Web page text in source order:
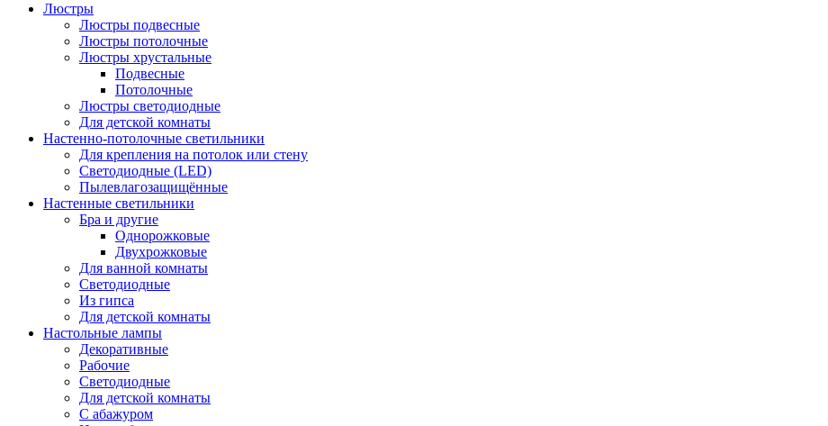
Люстры
Люстры подвесные
Люстры потолочные
Люстры хрустальные
Подвесные
Потолочные
Люстры светодиодные
Для детской комнаты
Настенно-потолочные светильники
Для крепления на потолок или стену
Светодиодные (LED)
Пылевлагозащищённые
Настенные светильники
Бра и другие
Однорожковые
Двухрожковые
Для ванной комнаты
Светодиодные
Из гипса
Для детской комнаты
Настольные лампы
Декоративные
Рабочие
Светодиодные
Для детской комнаты
С абажуром